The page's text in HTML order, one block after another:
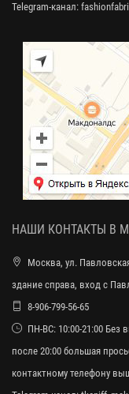
Telegram-канал:
НАШИ КОНТАКТЫ В
Москва, ул.
здание справа, вход с
8-906-799-56-65
ПН-ВС: 10:00-21:00
после 20:00 большая
контактному телефону